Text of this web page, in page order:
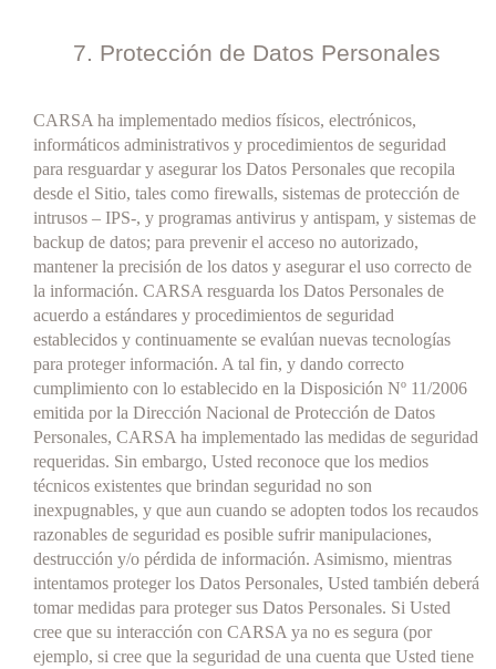
7. Protección de Datos Personales
CARSA ha implementado medios físicos, electrónicos,
informáticos administrativos y procedimientos de seguridad
para resguardar y asegurar los Datos Personales que recopila
desde el Sitio, tales como firewalls, sistemas de protección de
intrusos – IPS-, y programas antivirus y antispam, y sistemas de
backup de datos; para prevenir el acceso no autorizado,
mantener la precisión de los datos y asegurar el uso correcto de
la información. CARSA resguarda los Datos Personales de
acuerdo a estándares y procedimientos de seguridad
establecidos y continuamente se evalúan nuevas tecnologías
para proteger información. A tal fin, y dando correcto
cumplimiento con lo establecido en la Disposición Nº 11/2006
emitida por la Dirección Nacional de Protección de Datos
Personales, CARSA ha implementado las medidas de seguridad
requeridas. Sin embargo, Usted reconoce que los medios
técnicos existentes que brindan seguridad no son
inexpugnables, y que aun cuando se adopten todos los recaudos
razonables de seguridad es posible sufrir manipulaciones,
destrucción y/o pérdida de información. Asimismo, mientras
intentamos proteger los Datos Personales, Usted también deberá
tomar medidas para proteger sus Datos Personales. Si Usted
cree que su interacción con CARSA ya no es segura (por
ejemplo, si cree que la seguridad de una cuenta que Usted tiene